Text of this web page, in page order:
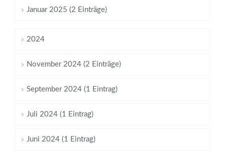
Januar 2025 (2 Einträge)
2024
November 2024 (2 Einträge)
September 2024 (1 Eintrag)
Juli 2024 (1 Eintrag)
Juni 2024 (1 Eintrag)